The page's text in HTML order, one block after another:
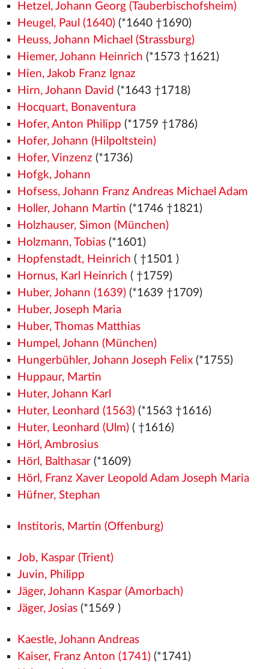
Hetzel, Johann Georg (Tauberbischofsheim)
Heugel, Paul (1640)(*1640 †1690)
Heuss, Johann Michael (Strassburg)
Hiemer, Johann Heinrich (*1573 †1621)
Hien, Jakob Franz Ignaz
Hirn, Johann David (*1643 †1718)
Hocquart, Bonaventura
Hofer, Anton Philipp (*1759 †1786)
Hofer, Johann (Hilpoltstein)
Hofer, Vinzenz (*1736)
Hofgk, Johann
Hofsess, Johann Franz Andreas Michael Adam
Holler, Johann Martin (*1746 †1821)
Holzhauser, Simon (München)
Holzmann, Tobias(*1601)
Hopfenstadt, Heinrich ( †1501 )
Hornus, Karl Heinrich ( †1759)
Huber, Johann (1639)(*1639 †1709)
Huber, Joseph Maria
Huber, Thomas Matthias
Humpel, Johann (München)
Hungerbühler, Johann Joseph Felix(*1755)
Huppaur, Martin
Huter, Johann Karl
Huter, Leonhard (1563)(*1563 †1616)
Huter, Leonhard (Ulm)( †1616)
Hörl, Ambrosius
Hörl, Balthasar(*1609)
Hörl, Franz Xaver Leopold Adam Joseph Maria
Hüfner, Stephan
Institoris, Martin (Offenburg)
Job, Kaspar (Trient)
Juvin, Philipp
Jäger, Johann Kaspar (Amorbach)
Jäger, Josias(*1569 )
Kaestle, Johann Andreas
Kaiser, Franz Anton (1741)(*1741)